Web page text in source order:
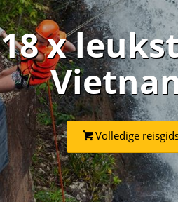
18 x
Volledige